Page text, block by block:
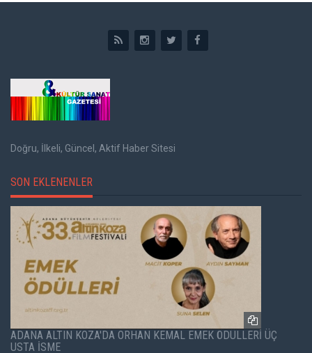
Doğru, İlkeli, Güncel, Aktif Haber Sitesi
SON EKLENENLER
ADANA ALTIN KOZA'DA ORHAN KEMAL EMEK ÖDÜLLERİ ÜÇ
USTA İSME